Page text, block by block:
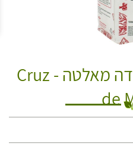
ג'רבה מאטה קרוז דה מאלטה - Cruz
de